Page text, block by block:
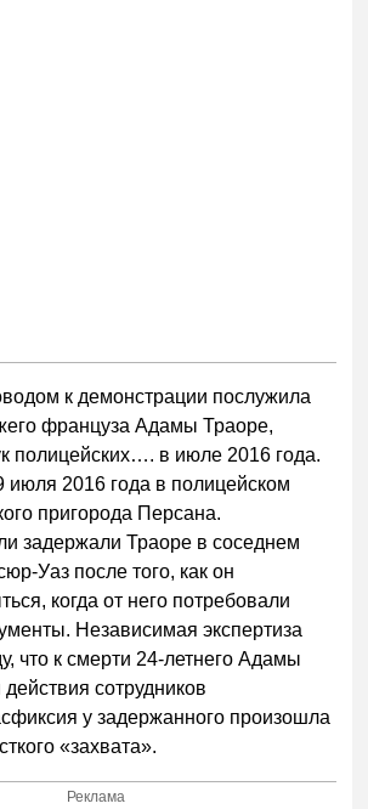
к демонстрации послужила
француза Адамы Траоре,
полицейских…. в июле 2016 года.
июля 2016 года в полицейском
пригорода Персана.
задержали Траоре в соседнем
Уаз после того, как он
когда от него потребовали
Независимая экспертиза
что к смерти 24-летнего Адамы
сотрудников
у задержанного произошла
«захвата».
Реклама